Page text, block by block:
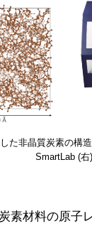
た非晶質炭素の構
SmartLab (右)
素材料の原子